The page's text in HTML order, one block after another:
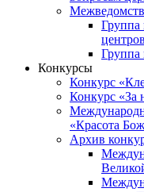
Группа
центров
Группа
Конкурсы
Конкурс
Конкурс «За
«Красота
Архив